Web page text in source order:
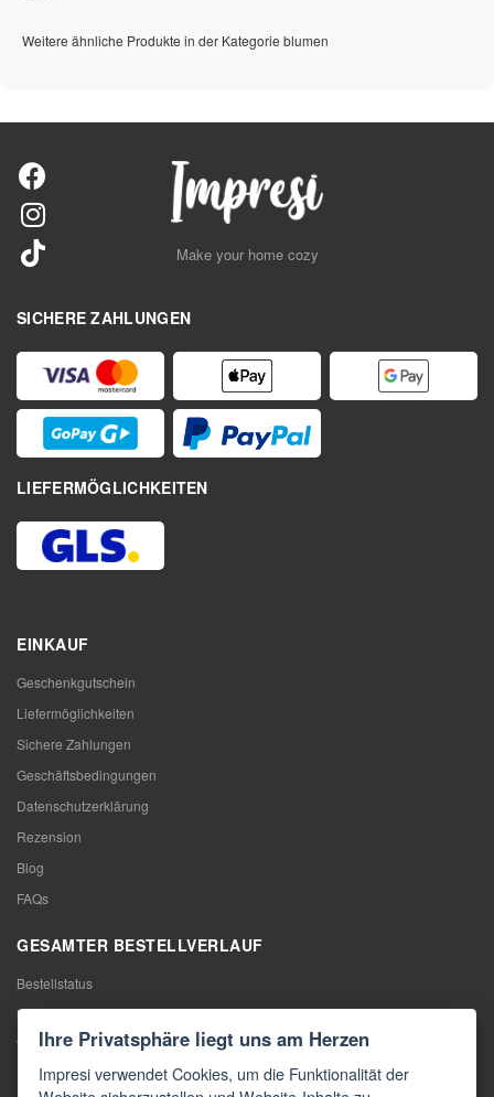
Weitere ähnliche Produkte in der Kategorie blumen
Make your home cozy
SICHERE ZAHLUNGEN
LIEFERMÖGLICHKEITEN
EINKAUF
Geschenkgutschein
Liefermöglichkeiten
Sichere Zahlungen
Geschäftsbedingungen
Datenschutzerklärung
Rezension
Blog
FAQs
GESAMTER BESTELLVERLAUF
Bestellstatus
Meine Bestellung
Warentausch
Rücktritt vom Vertrag
Ihre Privatsphäre liegt uns am Herzen
Impresi verwendet Cookies, um die Funktionalität der